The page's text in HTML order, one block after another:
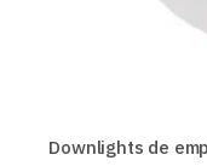
Downlights de